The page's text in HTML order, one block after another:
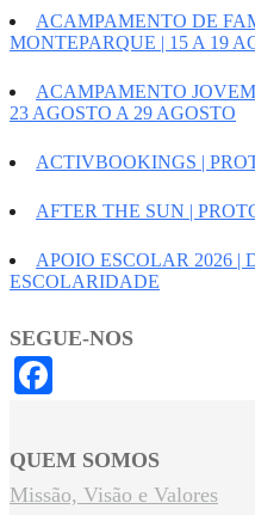
ACAMPAMENTO DE
MONTEPARQUE | 15 A 19
ACAMPAMENTO
23 AGOSTO A 29 AGOSTO
ACTIVBOOKINGS |
AFTER THE SUN |
APOIO ESCOLAR 2026 |
ESCOLARIDADE
SEGUE-NOS
QUEM SOMOS
Missão, Visão e Valores